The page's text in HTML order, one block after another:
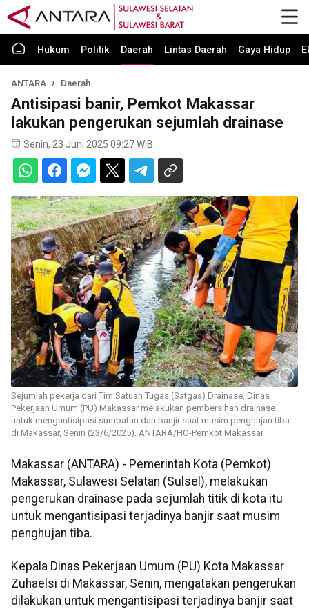
Hukum Politik Daerah Lintas Daerah Gaya Hidup
ANTARA Daerah
Antisipasi banir, Pemkot Makassar
lakukan pengerukan sejumlah drainase
Senin, 23 Juni 2025 09:27 WIB
Sejumlah pekerja dari Tim Satuan Tugas (Satgas) Drainase, Dinas
Pekerjaan Umum (PU) Makassar melakukan pembersihan drainase
untuk mengantisipasi sumbatan dan banjir saat musim penghujan tiba
di Makassar, Senin (23/6/2025). ANTARA/HO-Pemkot Makassar
Makassar (ANTARA) - Pemerintah Kota (Pemkot)
Makassar, Sulawesi Selatan (Sulsel), melakukan
pengerukan drainase pada sejumlah titik di kota itu
untuk mengantisipasi terjadinya banjir saat musim
penghujan tiba.
Kepala Dinas Pekerjaan Umum (PU) Kota Makassar
Zuhaelsi di Makassar, Senin, mengatakan pengerukan
dilakukan untuk mengantisipasi terjadinya banjir saat